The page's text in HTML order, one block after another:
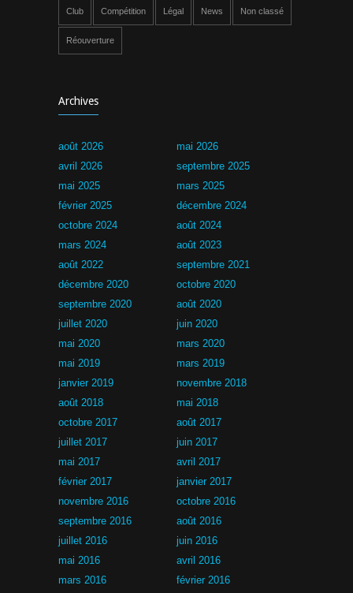
Club Compétition Légal News Non classé
Réouverture
Archives
août 2026
mai 2026
avril 2026
septembre 2025
mai 2025
mars 2025
février 2025
décembre 2024
octobre 2024
août 2024
mars 2024
août 2023
août 2022
septembre 2021
décembre 2020
octobre 2020
septembre 2020
août 2020
juillet 2020
juin 2020
mai 2020
mars 2020
mai 2019
mars 2019
janvier 2019
novembre 2018
août 2018
mai 2018
octobre 2017
août 2017
juillet 2017
juin 2017
mai 2017
avril 2017
février 2017
janvier 2017
novembre 2016
octobre 2016
septembre 2016
août 2016
juillet 2016
juin 2016
mai 2016
avril 2016
mars 2016
février 2016